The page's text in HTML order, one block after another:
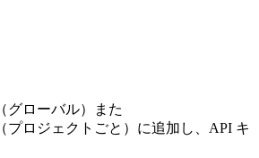
（グローバル）また
（プロジェクトごと）に追加し、API キ